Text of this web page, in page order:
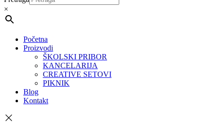
×
Početna
Proizvodi
ŠKOLSKI PRIBOR
KANCELARIJA
CREATIVE SETOVI
PIKNIK
Blog
Kontakt